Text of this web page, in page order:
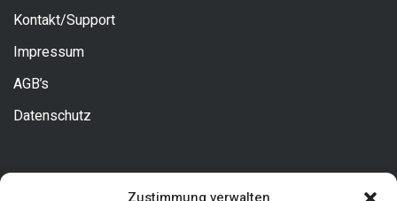
Kontakt/Support
Impressum
AGB’s
Datenschutz